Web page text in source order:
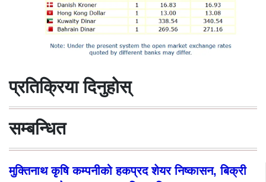
प्रतिक्रिया दिनुहोस्
सम्बन्धित
मुक्तिनाथ कृषि कम्पनीको हकप्रद शेयर निष्कासन, बिक्री